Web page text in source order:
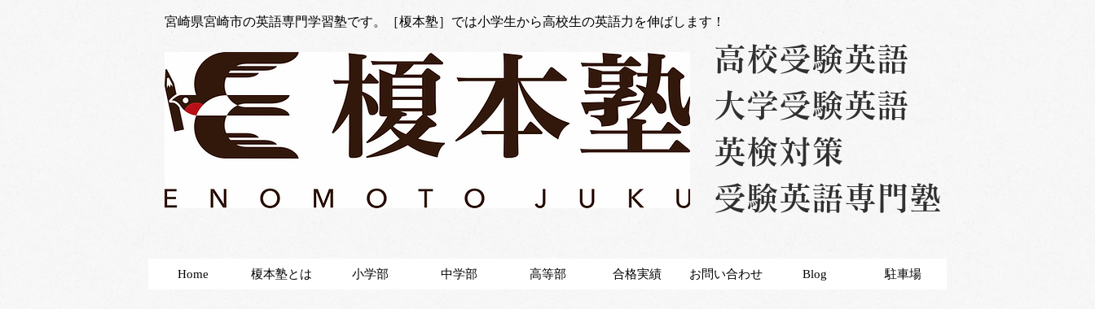
宮崎県宮崎市の英語専門学習塾です。［榎本塾］では小学生から高校生の英語力を伸ばします！
高校受験英語
大学受験英語
英検対策
受験英語専門塾
Home 榎本塾とは 小学部 中学部 高等部 合格実績 お問い合わせ Blog 駐車場